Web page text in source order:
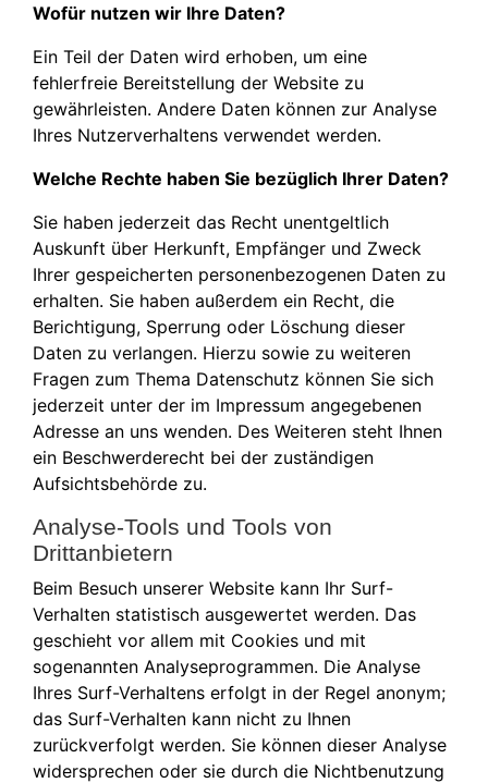
Wofür nutzen wir Ihre Daten?
Ein Teil der Daten wird erhoben, um eine
fehlerfreie Bereitstellung der Website zu
gewährleisten. Andere Daten können zur Analyse
Ihres Nutzerverhaltens verwendet werden.
Welche Rechte haben Sie bezüglich Ihrer Daten?
Sie haben jederzeit das Recht unentgeltlich
Auskunft über Herkunft, Empfänger und Zweck
Ihrer gespeicherten personenbezogenen Daten zu
erhalten. Sie haben außerdem ein Recht, die
Berichtigung, Sperrung oder Löschung dieser
Daten zu verlangen. Hierzu sowie zu weiteren
Fragen zum Thema Datenschutz können Sie sich
jederzeit unter der im Impressum angegebenen
Adresse an uns wenden. Des Weiteren steht Ihnen
ein Beschwerderecht bei der zuständigen
Aufsichtsbehörde zu.
Analyse-Tools und Tools von
Drittanbietern
Beim Besuch unserer Website kann Ihr Surf-
Verhalten statistisch ausgewertet werden. Das
geschieht vor allem mit Cookies und mit
sogenannten Analyseprogrammen. Die Analyse
Ihres Surf-Verhaltens erfolgt in der Regel anonym;
das Surf-Verhalten kann nicht zu Ihnen
zurückverfolgt werden. Sie können dieser Analyse
widersprechen oder sie durch die Nichtbenutzung